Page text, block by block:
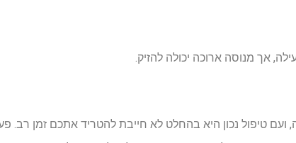
אך מנוסה ארוכה יכולה להזיק.
טיפול נכון היא בהחלט לא חייבת להטריד אתכם זמן רב.